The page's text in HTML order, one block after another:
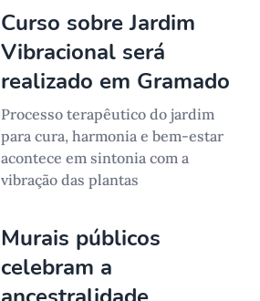
Curso sobre Jardim
Vibracional será
realizado em Gramado
Processo terapêutico do jardim
para cura, harmonia e bem-estar
acontece em sintonia com a
vibração das plantas
Murais públicos
celebram a